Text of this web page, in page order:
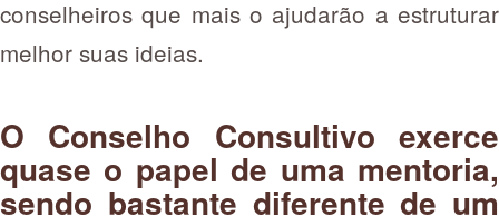
conselheiros que mais o ajudarão a estruturar
melhor suas ideias.
O Conselho Consultivo exerce
quase o papel de uma mentoria,
sendo bastante diferente de um